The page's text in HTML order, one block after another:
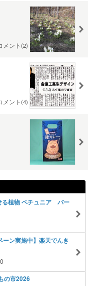
メント(2)
メント(4)
る植物 ペチュニア バー
ーン実施中】楽天でんき
の市2026